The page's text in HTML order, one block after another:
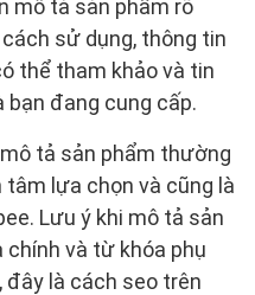
mô tả sản phẩm rõ
sử dụng, thông tin
thể tham khảo và tin
đang cung cấp.
tả sản phẩm thường
lựa chọn và cũng là
Lưu ý khi mô tả sản
và từ khóa phụ
đây là cách seo trên